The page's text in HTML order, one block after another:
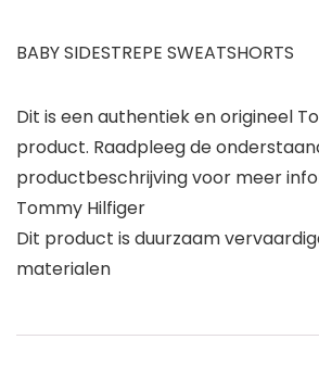
BABY SIDESTREPE SWEATSHORTS
Dit is een authentiek en origineel
product. Raadpleeg de
productbeschrijving voor meer
Tommy Hilfiger
Dit product is duurzaam
materialen